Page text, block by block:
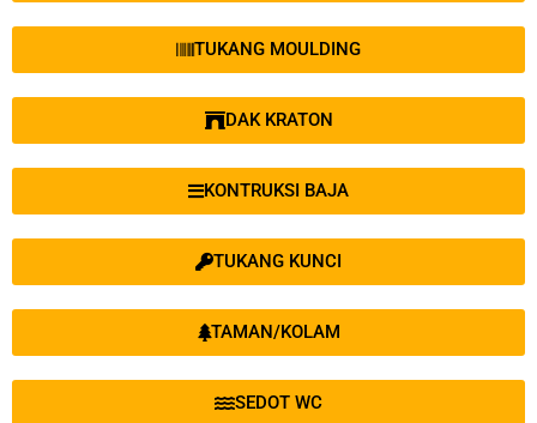
TUKANG MOULDING
DAK KRATON
KONTRUKSI BAJA
TUKANG KUNCI
TAMAN/KOLAM
SEDOT WC